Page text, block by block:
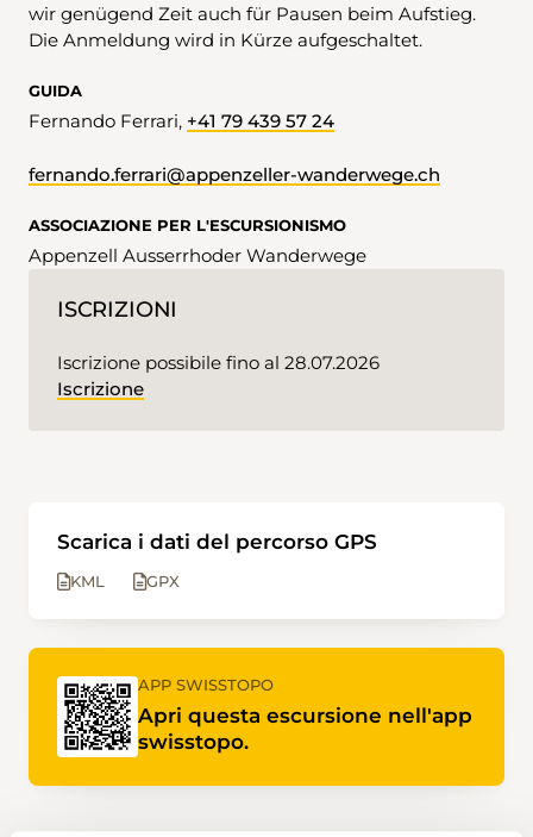
wir genügend Zeit auch für Pausen beim Aufstieg.
Die Anmeldung wird in Kürze aufgeschaltet.
GUIDA
Fernando Ferrari, +41 79 439 57 24
fernando.ferrari@appenzeller-wanderwege.ch
ASSOCIAZIONE PER L'ESCURSIONISMO
Appenzell Ausserrhoder Wanderwege
ISCRIZIONI
Iscrizione possibile fino al 28.07.2026
Iscrizione
Scarica i dati del percorso GPS
KML GPX
APP SWISSTOPO
Apri questa escursione nell'app
swisstopo.